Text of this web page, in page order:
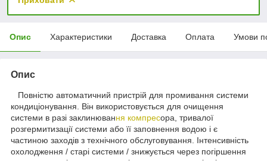
Опис Характеристики Доставка Оплата Умови
Опис
Повністю автоматичний пристрій для промивання системи
кондиціонування. Він використовується для очищення
системи в разі заклинювання компресора, тривалої
розгермитизації системи або її заповнення водою і є
частиною заходів з технічного обслуговування. Інтенсивність
охолодження / старі системи / знижується через погіршення